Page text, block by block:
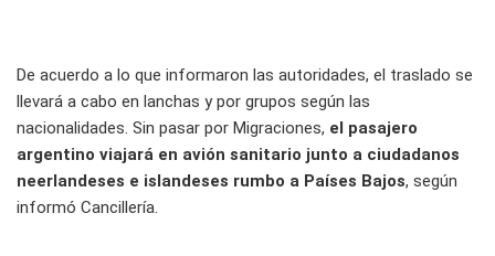
De acuerdo a lo que informaron las autoridades, el traslado se
llevará a cabo en lanchas y por grupos según las
nacionalidades. Sin pasar por Migraciones, el pasajero
argentino viajará en avión sanitario junto a ciudadanos
neerlandeses e islandeses rumbo a Países Bajos, según
informó Cancillería.